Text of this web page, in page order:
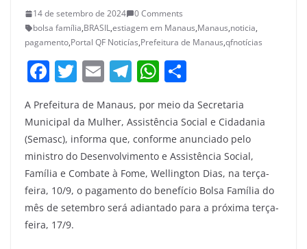
14 de setembro de 2024
0 Comments
bolsa família,BRASIL,estiagem em Manaus,Manaus,noticia,
pagamento,Portal QF Noticías,Prefeitura de Manaus,qfnotícias
F
a
c
e
b
o
o
k
T
w
itt
er
E
ai
l
T
e
gr
a
m
W
at
s
A
p
p
h
ar
e
A Prefeitura de Manaus, por meio da Secretaria
Municipal da Mulher, Assistência Social e Cidadania
(Semasc), informa que, conforme anunciado pelo
ministro do Desenvolvimento e Assistência Social,
Família e Combate à Fome, Wellington Dias, na terça-
feira, 10/9, o pagamento do benefício Bolsa Família do
mês de setembro será adiantado para a próxima terça-
feira, 17/9.